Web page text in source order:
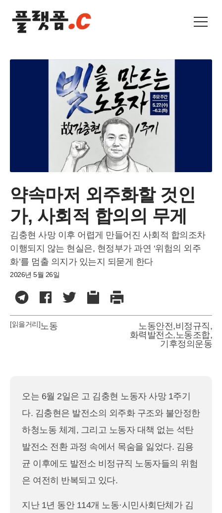
약속마저 외주화할 것인
가, 사회적 합의의 무게
김충현 사망 이후 어렵게 만들어진 사회적 합의조차
이행되지 않는 현실은, 현정부가 과연 ‘위험의 외주
화’를 멈출 의지가 있는지 되묻게 한다
2026년 5월 26일
[읽을거리]노동 노동안전,비정규직,
화력발전소,노동조합,
기후정의운동
오는 6월 2일은 고 김충현 노동자 사망 1주기
다. 김충현은 발전소의 외주화 구조와 불안정한
하청노동 체계, 그리고 노동자 대책 없는 석탄
발전소 전환 과정 속에서 목숨을 잃었다. 김용
균 이후에도 발전소 비정규직 노동자들의 위험
은 여전히 반복되고 있다.
지난 1년 동안 114개 노동·시민사회단체가 김